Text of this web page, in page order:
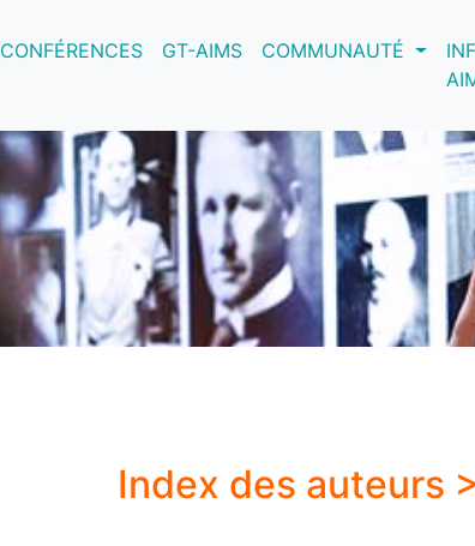
CONFÉRENCES GT-AIMS COMMUNAUTÉ
Index des auteurs